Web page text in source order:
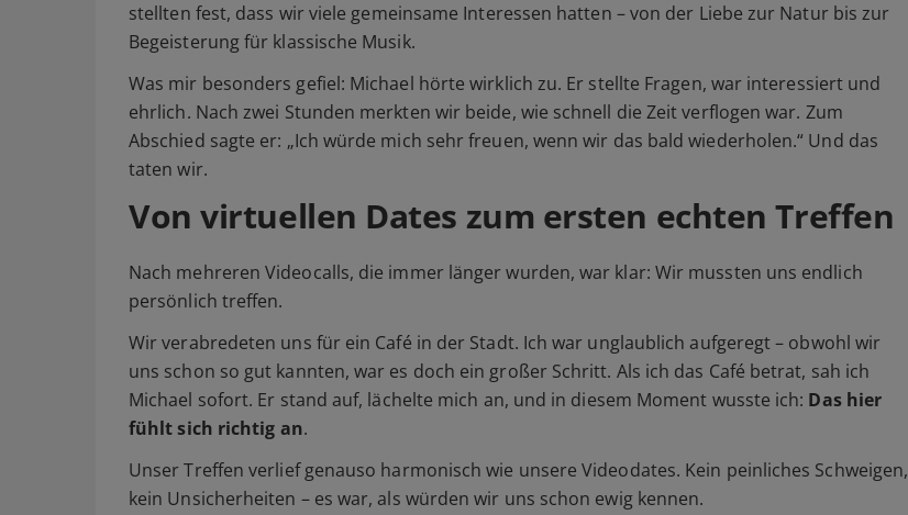
stellten fest, dass wir viele gemeinsame Interessen hatten – von der Liebe zur Natur bis zur
Begeisterung für klassische Musik.
Was mir besonders gefiel: Michael hörte wirklich zu. Er stellte Fragen, war interessiert und
ehrlich. Nach zwei Stunden merkten wir beide, wie schnell die Zeit verflogen war. Zum
Abschied sagte er: „Ich würde mich sehr freuen, wenn wir das bald wiederholen.“ Und das
taten wir.
Von virtuellen Dates zum ersten echten Treffen
Nach mehreren Videocalls, die immer länger wurden, war klar: Wir mussten uns endlich
persönlich treffen.
Wir verabredeten uns für ein Café in der Stadt. Ich war unglaublich aufgeregt – obwohl wir
uns schon so gut kannten, war es doch ein großer Schritt. Als ich das Café betrat, sah ich
Michael sofort. Er stand auf, lächelte mich an, und in diesem Moment wusste ich: Das hier
fühlt sich richtig an.
Unser Treffen verlief genauso harmonisch wie unsere Videodates. Kein peinliches Schweigen,
kein Unsicherheiten – es war, als würden wir uns schon ewig kennen.